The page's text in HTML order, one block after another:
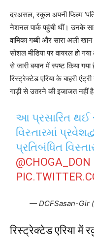
दरअसल, रकुल अपनी फिल्म
नेशनल पार्क पहुंची थीं। उनके
वामिका गब्बी और सारा अली
सोशल मीडिया पर वायरल हो
से जारी बयान में स्पष्ट किया
रिस्ट्रेक्टेड एरिया के बाहरी
गाड़ी से उतरने की इजाजत नहीं
આ પ્રસારિત થઈ
વિસ્તારમાં
પ્રતિબંધિત
@CHOGA_DON
— DCFSasan-Gir
रिस्ट्रेक्टेड एरिया में